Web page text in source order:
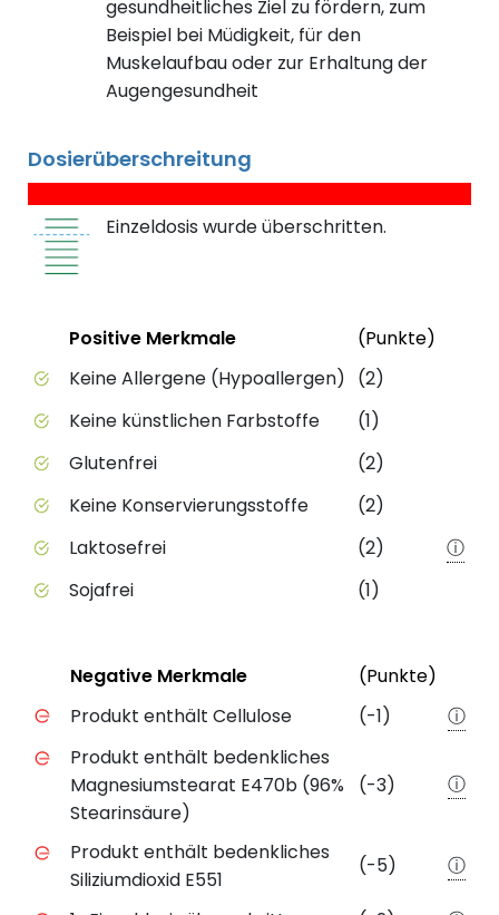
gesundheitliches Ziel zu fördern, zum
Beispiel bei Müdigkeit, für den
Muskelaufbau oder zur Erhaltung der
Augengesundheit
Dosierüberschreitung
Einzeldosis wurde überschritten.
Positive Merkmale des Produkts mit
StatusPositive Merkmale (Punkte)
Keine Allergene (Hypoallergen) (2)
Keine künstlichen Farbstoffe
(1)
Glutenfrei
(2)
Keine Konservierungsstoffe
(2)
Laktosefrei
(2)
ⓘ
Sojafrei
(1)
Negative Merkmale des Produkts mit Punkteabzug
StatusNegative Merkmale (Punkte)
Produkt enthält Cellulose
(-1)
ⓘ
Produkt enthält bedenkliches
Magnesiumstearat E470b (96%
Stearinsäure)
(-3) ⓘ
Produkt enthält bedenkliches
Siliziumdioxid E551
(-5) ⓘ